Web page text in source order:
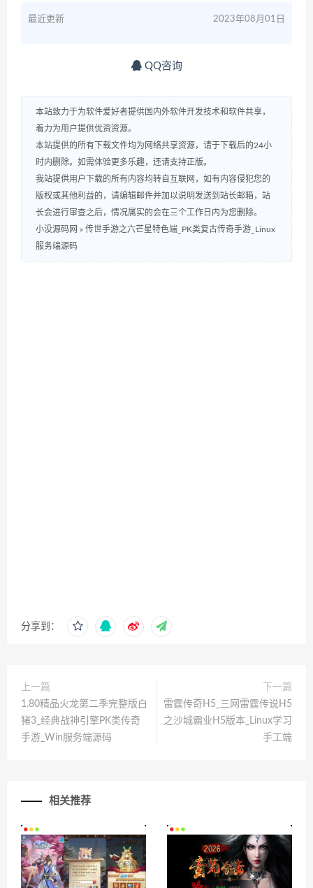
最近更新 2023年08月01日
QQ咨询
本站致力于为软件爱好者提供国内外软件开发技术和软件共享，
着力为用户提供优资资源。
本站提供的所有下载文件均为网络共享资源，请于下载后的24小
时内删除。如需体验更多乐趣，还请支持正版。
我站提供用户下载的所有内容均转自互联网，如有内容侵犯您的
版权或其他利益的，请编辑邮件并加以说明发送到站长邮箱，站
长会进行审查之后，情况属实的会在三个工作日内为您删除。
小没源码网 » 传世手游之六芒星特色端_PK类复古传奇手游_Linux
服务端源码
分享到：
上一篇
1.80精品火龙第二季完整版白
猪3_经典战神引擎PK类传奇
手游_Win服务端源码
下一篇
雷霆传奇H5_三网雷霆传说H5
之沙城霸业H5版本_Linux学习
手工端
相关推荐